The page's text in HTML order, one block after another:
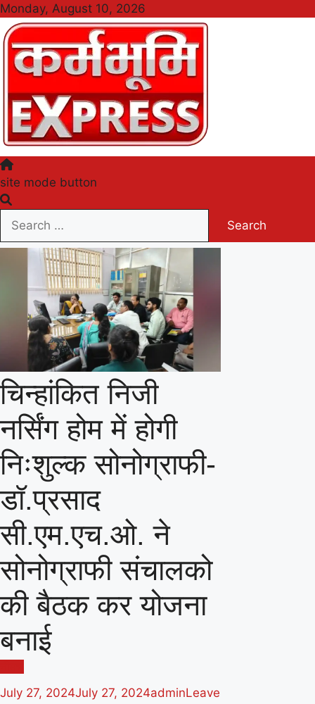
Skip
to
content
Monday, August 10, 2026
Karmabhumi Express
site mode button
Search
for:
चिन्हांकित निजी
नर्सिंग होम में होगी
निःशुल्क सोनोग्राफी-
डॉ.प्रसाद
सी.एम.एच.ओ. ने
सोनोग्राफी संचालको
की बैठक कर योजना
बनाई
July 27, 2024July 27, 2024adminLeave